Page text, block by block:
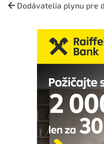
Dodávatelia plynu pre